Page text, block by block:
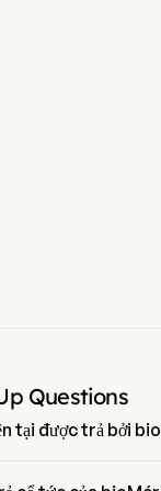
Questions
tại được trả bởi
là $0.11